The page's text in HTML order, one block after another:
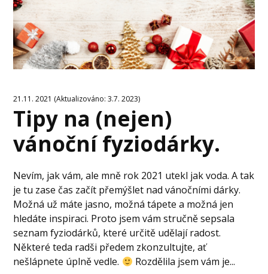
21.11. 2021 (Aktualizováno: 3.7. 2023)
Tipy na (nejen)
vánoční fyziodárky.
Nevím, jak vám, ale mně rok 2021 utekl jak voda. A tak
je tu zase čas začít přemýšlet nad vánočními dárky.
Možná už máte jasno, možná tápete a možná jen
hledáte inspiraci. Proto jsem vám stručně sepsala
seznam fyziodárků, které určitě udělají radost.
Některé teda radši předem zkonzultujte, ať
nešlápnete úplně vedle.
Rozdělila jsem vám je...